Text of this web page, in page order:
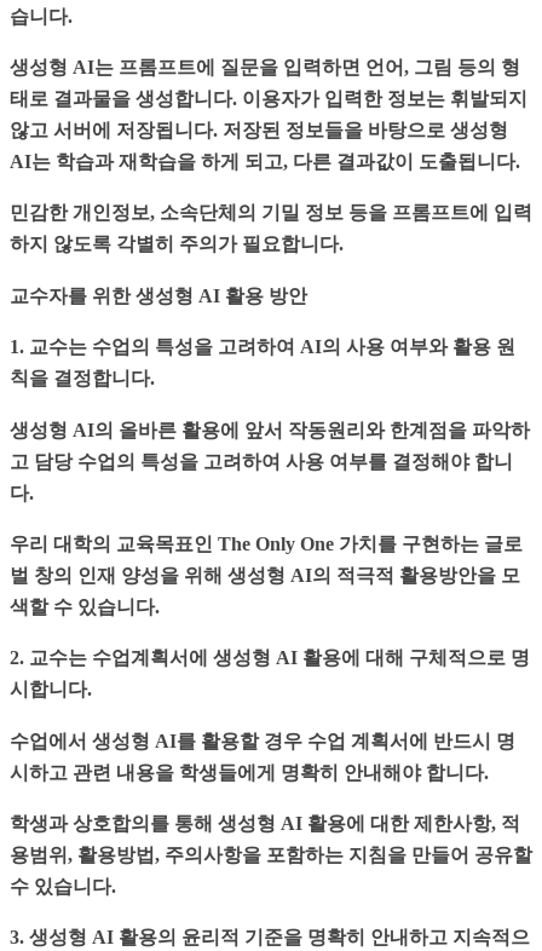
습니다.
생성형 AI는 프롬프트에 질문을 입력하면 언어, 그림 등의 형
태로 결과물을 생성합니다. 이용자가 입력한 정보는 휘발되지
않고 서버에 저장됩니다. 저장된 정보들을 바탕으로 생성형
AI는 학습과 재학습을 하게 되고, 다른 결과값이 도출됩니다.
민감한 개인정보, 소속단체의 기밀 정보 등을 프롬프트에 입력
하지 않도록 각별히 주의가 필요합니다.
교수자를 위한 생성형 AI 활용 방안
1. 교수는 수업의 특성을 고려하여 AI의 사용 여부와 활용 원
칙을 결정합니다.
생성형 AI의 올바른 활용에 앞서 작동원리와 한계점을 파악하
고 담당 수업의 특성을 고려하여 사용 여부를 결정해야 합니
다.
우리 대학의 교육목표인 The Only One 가치를 구현하는 글로
벌 창의 인재 양성을 위해 생성형 AI의 적극적 활용방안을 모
색할 수 있습니다.
2. 교수는 수업계획서에 생성형 AI 활용에 대해 구체적으로 명
시합니다.
수업에서 생성형 AI를 활용할 경우 수업 계획서에 반드시 명
시하고 관련 내용을 학생들에게 명확히 안내해야 합니다.
학생과 상호합의를 통해 생성형 AI 활용에 대한 제한사항, 적
용범위, 활용방법, 주의사항을 포함하는 지침을 만들어 공유할
수 있습니다.
3. 생성형 AI 활용의 윤리적 기준을 명확히 안내하고 지속적으